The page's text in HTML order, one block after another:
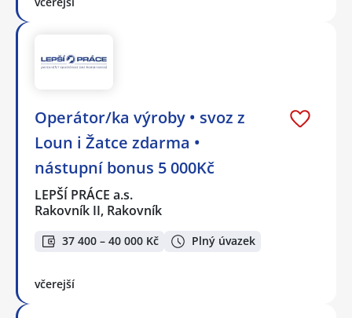
Operátor/ka výroby • svoz z
Loun i Žatce zdarma •
nástupní bonus 5 000Kč
LEPŠÍ PRÁCE a.s.
Rakovník II, Rakovník
37 400 – 40 000 Kč Plný úvazek
včerejší